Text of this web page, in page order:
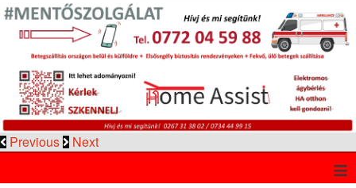
Previous Next
≡